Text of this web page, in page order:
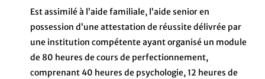
Est assimilé à l’aide familiale, l’aide senior en
possession d’une attestation de réussite délivrée par
une institution compétente ayant organisé un module
de 80 heures de cours de perfectionnement,
comprenant 40 heures de psychologie, 12 heures de